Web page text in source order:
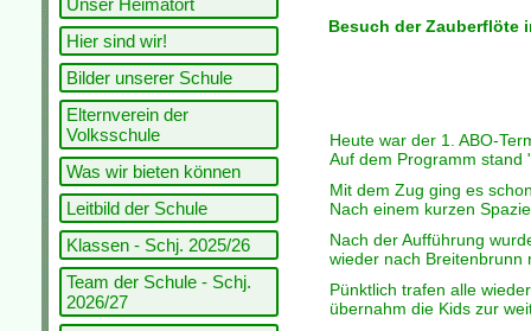
Unser Heimatort
Hier sind wir!
Bilder unserer Schule
Elternverein der
Volksschule
Was wir bieten können
Leitbild der Schule
Klassen - Schj. 2025/26
Team der Schule - Schj.
2026/27
Besuch der Zauberflöte
Heute war der 1. ABO-
Auf dem Programm stand
Mit dem Zug ging es
Nach einem kurzen
Nach der Aufführung
wieder nach Breitenbrunn
Pünktlich trafen alle
übernahm die Kids zur